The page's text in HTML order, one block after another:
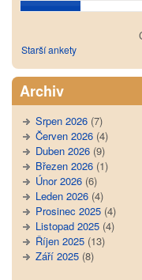
Starší ankety
Archiv
Srpen 2026 (7)
Červen 2026 (4)
Duben 2026 (9)
Březen 2026 (1)
Únor 2026 (6)
Leden 2026 (4)
Prosinec 2025 (4)
Listopad 2025 (4)
Říjen 2025 (13)
Září 2025 (8)